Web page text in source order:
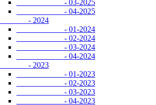
- 03-2025
- 04-2025
- 2024
- 01-2024
- 02-2024
- 03-2024
- 04-2024
- 2023
- 01-2023
- 02-2023
- 03-2023
- 04-2023